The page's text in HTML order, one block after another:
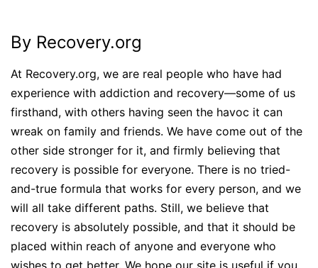
By Recovery.org
At Recovery.org, we are real people who have had
experience with addiction and recovery—some of us
firsthand, with others having seen the havoc it can
wreak on family and friends. We have come out of the
other side stronger for it, and firmly believing that
recovery is possible for everyone. There is no tried-
and-true formula that works for every person, and we
will all take different paths. Still, we believe that
recovery is absolutely possible, and that it should be
placed within reach of anyone and everyone who